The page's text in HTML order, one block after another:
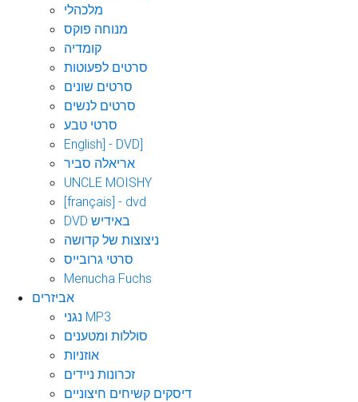
מלכהלי
מנוחה פוקס
קומדיה
סרטים לפעוטות
סרטים שונים
סרטים לנשים
סרטי טבע
English] - DVD]
אריאלה סביר
UNCLE MOISHY
[français] - dvd
DVD באידיש
ניצוצות של קדושה
סרטי גרובייס
Menucha Fuchs
אביזרים
נגני MP3
סוללות ומטענים
אוזניות
זכרונות ניידים
דיסקים קשיחים חיצוניים